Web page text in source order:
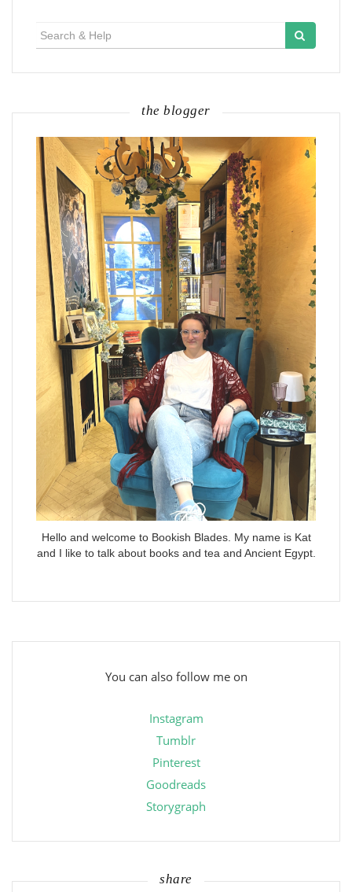
the blogger
Hello and welcome to Bookish Blades. My name is Kat
and I like to talk about books and tea and Ancient Egypt.
You can also follow me on
Instagram
Tumblr
Pinterest
Goodreads
Storygraph
share